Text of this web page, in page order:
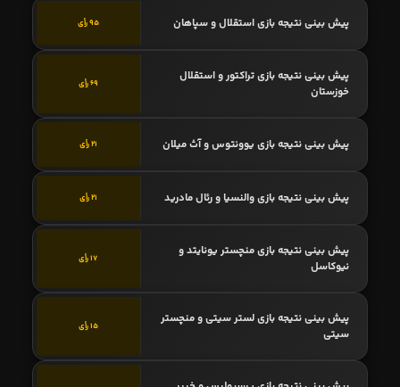
پیش بینی نتیجه بازی استقلال و سپاهان 95 رأی
پیش بینی نتیجه بازی تراکتور و استقلال
خوزستان
69 رأی
پیش بینی نتیجه بازی یوونتوس و آث میلان 21 رأی
پیش بینی نتیجه بازی والنسیا و رئال مادرید 21 رأی
پیش بینی نتیجه بازی منچستر یونایتد و
نیوکاسل
17 رأی
پیش بینی نتیجه بازی لستر سیتی و منچستر
سیتی
15 رأی